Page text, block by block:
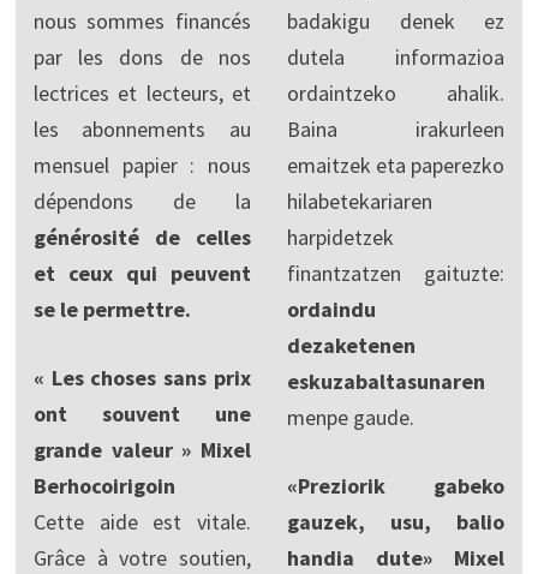
nous sommes financés
par les dons de nos
lectrices et lecteurs, et
les abonnements au
mensuel papier : nous
dépendons de la
générosité de celles
et ceux qui peuvent
se le permettre.
« Les choses sans prix
ont souvent une
grande valeur » Mixel
Berhocoirigoin
Cette aide est vitale.
Grâce à votre soutien,
badakigu denek ez
dutela informazioa
ordaintzeko ahalik.
Baina irakurleen
emaitzek eta paperezko
hilabetekariaren
harpidetzek
finantzatzen gaituzte:
ordaindu
dezaketenen
eskuzabaltasunaren
menpe gaude.
«Preziorik gabeko
gauzek, usu, balio
handia dute» Mixel